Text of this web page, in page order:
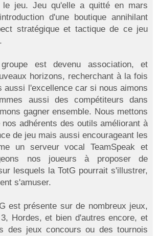
le jeu. Jeu qu'elle a quitté en mars
d'une boutique annihilant
stratégique et tactique de ce jeu
est devenu association, et
horizons, recherchant à la fois
aussi l'excellence car si nous aimons
aussi des compétiteurs dans
gagner ensemble. Nous mettons
adhérents des outils améliorant à
de jeu mais aussi encourageant les
un serveur vocal TeamSpeak et
nos joueurs à proposer de
lesquels la TotG pourrait s'illustrer,
s'amuser.
est présente sur de nombreux jeux,
Hordes, et bien d'autres encore, et
des jeux concours ou des tournois